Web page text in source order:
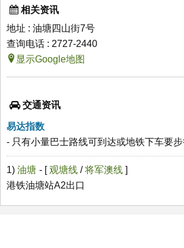
相关资讯
地址 : 油塘四山街7号
查询电话 : 2727-2440
显示Google地图
交通资讯
易达指数
- 只有小量巴士路线可到达或地铁下车要
1) 油塘 - [观塘线 /将军澳线 ]
港铁油塘站A2出口